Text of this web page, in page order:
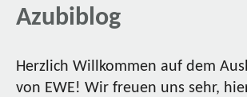
Azubiblog
Herzlich Willkommen auf dem
von EWE! Wir freuen uns sehr,